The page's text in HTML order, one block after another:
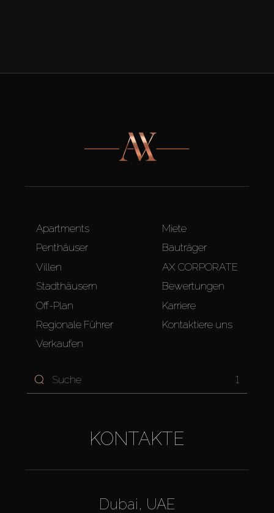
Apartments
Penthäuser
Villen
Stadthäusern
Off-Plan
Regionale Führer
Verkaufen
Miete
Bauträger
AX CORPORATE
Bewertungen
Karriere
Kontaktiere uns
1
KONTAKTE
Dubai, UAE